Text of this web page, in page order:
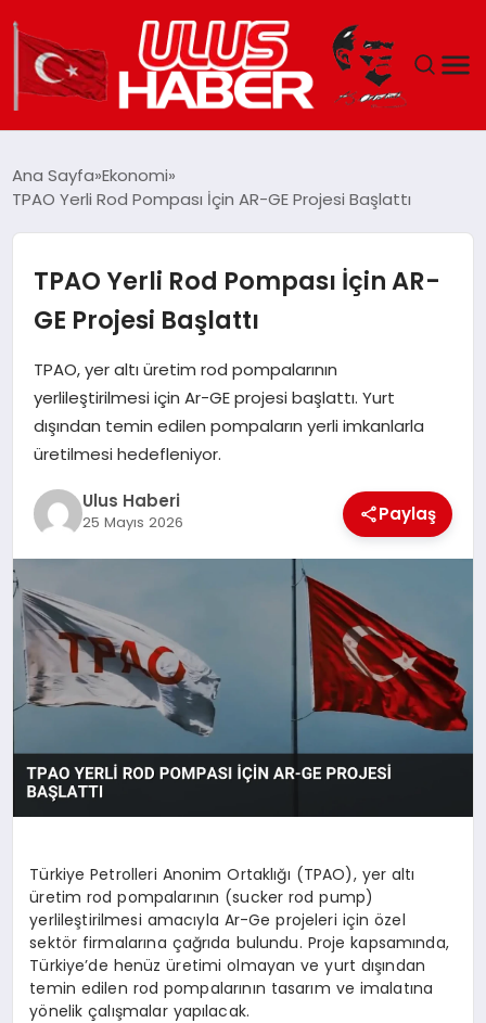
EKONOMI
SIYASET
TEKNOLOJI
EĞITIM
MAGAZIN
YAŞAM
Ana Sayfa Ekonomi
TPAO Yerli Rod Pompası İçin AR-GE Projesi Başlattı
TPAO Yerli Rod Pompası İçin AR-
GE Projesi Başlattı
TPAO, yer altı üretim rod pompalarının
yerlileştirilmesi için Ar-GE projesi başlattı. Yurt
dışından temin edilen pompaların yerli imkanlarla
üretilmesi hedefleniyor.
Ulus Haberi
25 Mayıs 2026 Paylaş
Türkiye Petrolleri Anonim Ortaklığı (TPAO), yer altı
üretim rod pompalarının (sucker rod pump)
yerlileştirilmesi amacıyla Ar-Ge projeleri için özel
sektör firmalarına çağrıda bulundu. Proje kapsamında,
Türkiye’de henüz üretimi olmayan ve yurt dışından
temin edilen rod pompalarının tasarım ve imalatına
yönelik çalışmalar yapılacak.